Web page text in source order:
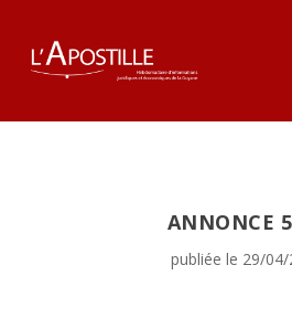
ANNONCE
publiée le 29/04/